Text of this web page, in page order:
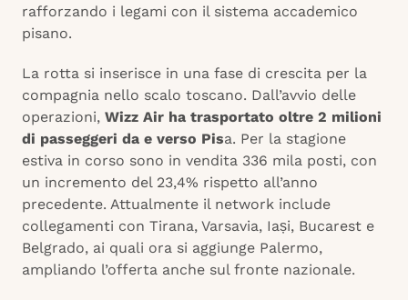
rafforzando i legami con il sistema accademico
pisano.
La rotta si inserisce in una fase di crescita per la
compagnia nello scalo toscano. Dall’avvio delle
operazioni, Wizz Air ha trasportato oltre 2 milioni
di passeggeri da e verso Pisa. Per la stagione
estiva in corso sono in vendita 336 mila posti, con
un incremento del 23,4% rispetto all’anno
precedente. Attualmente il network include
collegamenti con Tirana, Varsavia, Iași, Bucarest e
Belgrado, ai quali ora si aggiunge Palermo,
ampliando l’offerta anche sul fronte nazionale.